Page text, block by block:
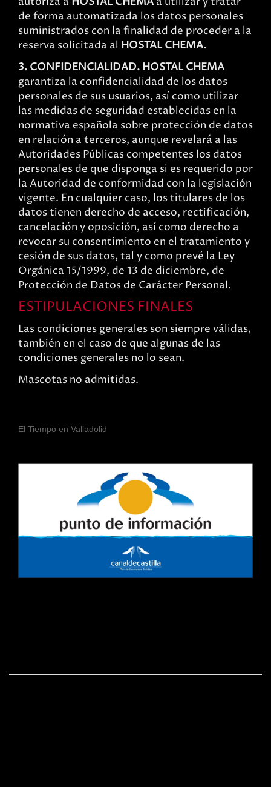
de forma automatizada los datos personales
suministrados con la finalidad de proceder a la
reserva solicitada al HOSTAL CHEMA.
3. CONFIDENCIALIDAD. HOSTAL CHEMA
garantiza la confidencialidad de los datos
personales de sus usuarios, así como utilizar
las medidas de seguridad establecidas en la
normativa española sobre protección de datos
en relación a terceros, aunque revelará a las
Autoridades Públicas competentes los datos
personales de que disponga si es requerido por
la Autoridad de conformidad con la legislación
vigente. En cualquier caso, los titulares de los
datos tienen derecho de acceso, rectificación,
cancelación y oposición, así como derecho a
revocar su consentimiento en el tratamiento y
cesión de sus datos, tal y como prevé la Ley
Orgánica 15/1999, de 13 de diciembre, de
Protección de Datos de Carácter Personal.
ESTIPULACIONES FINALES
Las condiciones generales son siempre válidas,
también en el caso de que algunas de las
condiciones generales no lo sean.
Mascotas no admitidas.
El Tiempo en Valladolid